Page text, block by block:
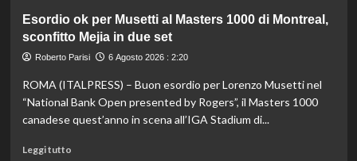
La
Juventus
piega
Chelsea
a
Hong
Esordio ok per Musetti al Masters 1000 di Montreal,
sconfitto Mejia in due set
Roberto Parisi 6 Agosto 2026 : 2:20
ROMA (ITALPRESS) – Buon esordio per Lorenzo Musetti nel
“National Bank Open presented by Rogers”, il Masters 1000
canadese quest’anno in scena all’IGA Stadium di...
Leggi tuttoLeggi